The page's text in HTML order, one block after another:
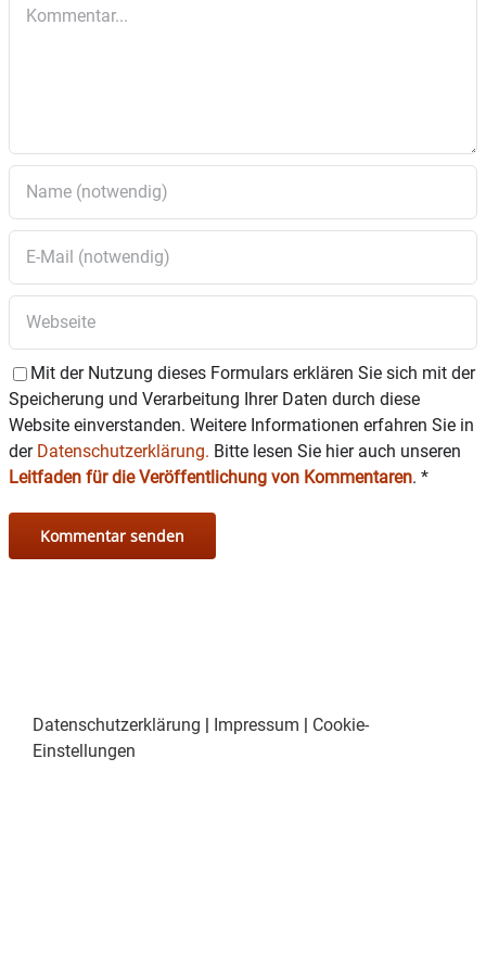
Mai Kesselfleischessen – 07. Mai Weinfest der Landjugend
Mit der Nutzung dieses Formulars erklären Sie sich mit der
Speicherung und Verarbeitung Ihrer Daten durch diese
Website einverstanden. Weitere Informationen erfahren Sie in
der Datenschutzerklärung. Bitte lesen Sie hier auch unseren
Leitfaden für die Veröffentlichung von Kommentaren. *
Datenschutzerklärung | Impressum | Cookie-
Einstellungen